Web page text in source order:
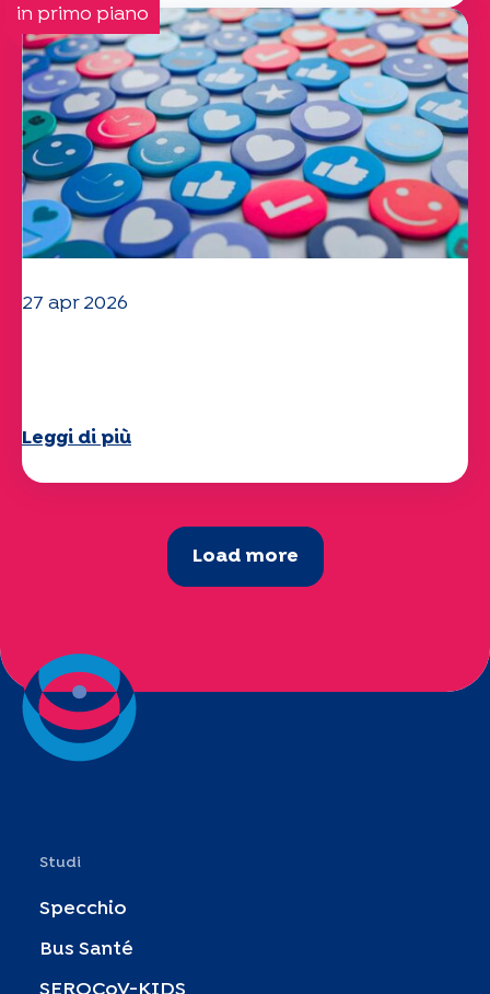
in primo piano
27 apr 2026
Leggi di più
Load more
Studi
Specchio
Bus Santé
SEROCoV-KIDS